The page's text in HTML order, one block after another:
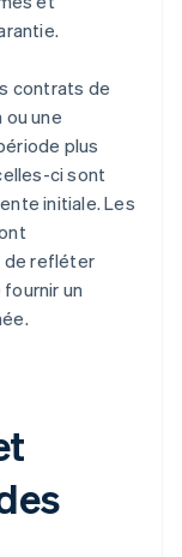
contrats de
une
plus
ci sont
initiale. Les
de refléter
un